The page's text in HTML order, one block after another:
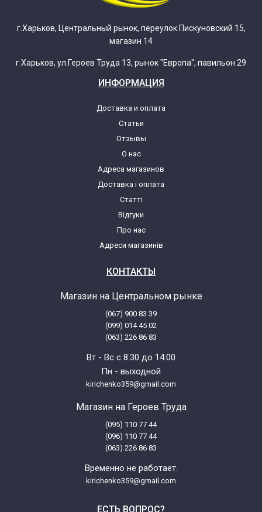
г.Харьков, Центральный рынок, переулок Пискуновский 15,
магазин 14
г.Харьков, ул.Героев Труда 13, рынок "Европа", павильон 29
ИНФОРМАЦИЯ
Доставка и оплата
Статьи
Отзывы
О нас
Адреса магазинов
Доставка і оплата
Статті
Відгуки
Про нас
Адреси магазинів
КОНТАКТЫ
Магазин на Центральном рынке
(067) 900 83 39
(099) 014 45 02
(063) 226 86 83
Вт - Вс с 8:30 до 14:00
Пн - выходной
kirichenko359@gmail.com
Магазин на Героев Труда
(095) 110 77 44
(096) 110 77 44
(063) 226 86 83
Временно не работает.
kirichenko359@gmail.com
ЕСТЬ ВОПРОС?